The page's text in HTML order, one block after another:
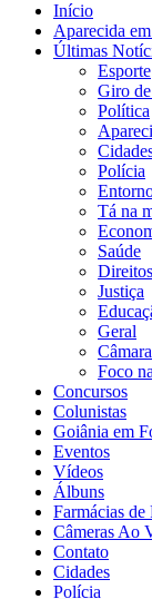
Início
Aparecida
Últimas
Esporte
Giro
Política
Polícia
Tá na
Saúde
Justiça
Geral
Foco
Concursos
Colunistas
Goiânia em
Eventos
Vídeos
Álbuns
Farmácias de
Câmeras Ao
Contato
Cidades
Polícia